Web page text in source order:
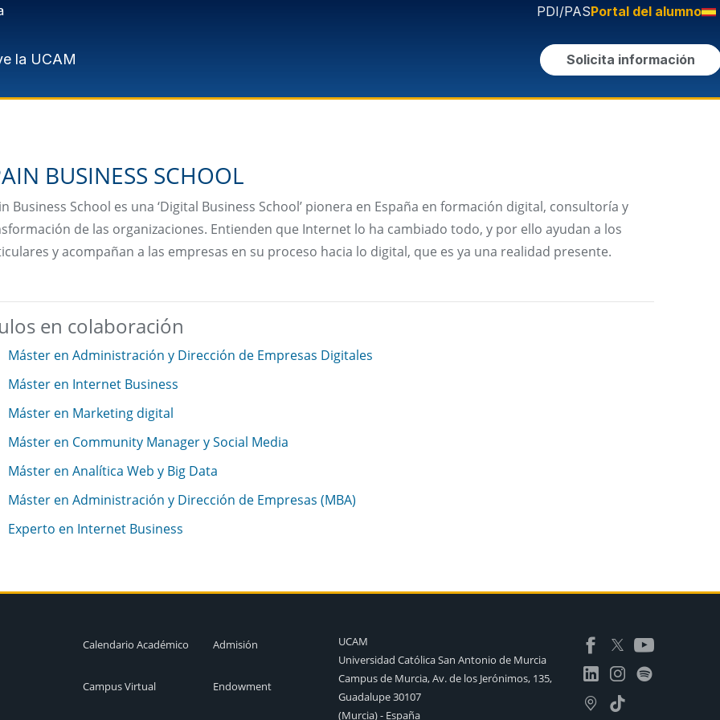
PDI/PASPortal del alumno
la UCAM Solicita información
BUSINESS SCHOOL
Business School es una ‘Digital Business School’ pionera en España en formación digital, consultoría y
de las organizaciones. Entienden que Internet lo ha cambiado todo, y por ello ayudan a los
y acompañan a las empresas en su proceso hacia lo digital, que es ya una realidad presente.
en colaboración
Máster en Administración y Dirección de Empresas Digitales
Máster en Internet Business
Máster en Marketing digital
Máster en Community Manager y Social Media
Máster en Analítica Web y Big Data
Máster en Administración y Dirección de Empresas (MBA)
Experto en Internet Business
Calendario Académico
Campus Virtual
Admisión
Endowment
UCAM
Universidad Católica San Antonio de Murcia
Campus de Murcia, Av. de los Jerónimos, 135,
Guadalupe 30107
(Murcia) - España